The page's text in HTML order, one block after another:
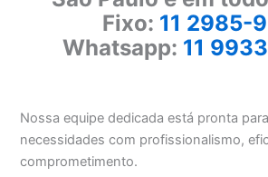
Fixo: 11 2985-
Whatsapp: 11
Nossa equipe dedicada está pronta
necessidades com profissionalismo,
comprometimento.